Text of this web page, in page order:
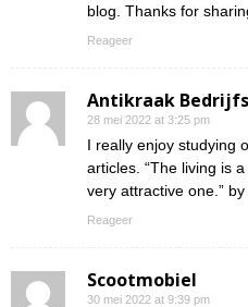
blog. Thanks for
Reageer
Antikraak
28 mei 2022 at 3:25 pm
I really enjoy studying
articles. “The living is
very attractive one.”
Reageer
Scootmobiel
30 mei 2022 at 9:39 pm